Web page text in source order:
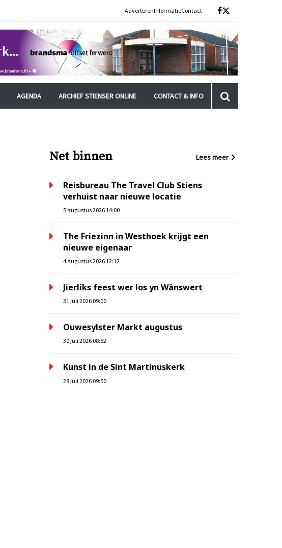
AdverterenInformatieContact
AGENDA ARCHIEF STIENSER ONLINE CONTACT & INFO
Net binnen Lees meer
Reisbureau The Travel Club Stiens
verhuist naar nieuwe locatie
5 augustus 2026 14:00
The Friezinn in Westhoek krijgt een
nieuwe eigenaar
4 augustus 2026 12:12
Jierliks feest wer los yn Wânswert
31 juli 2026 09:00
Ouwesylster Markt augustus
30 juli 2026 08:52
Kunst in de Sint Martinuskerk
28 juli 2026 09:50